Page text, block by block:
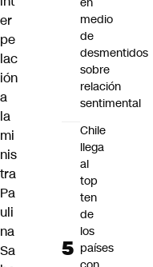
er
pe
lac
ión
a
la
mi
nis
tra
Pa
uli
na
Sa
medio
de
desmentidos
sobre
relación
sentimental
Chile
llega
al
top
ten
de
los
países